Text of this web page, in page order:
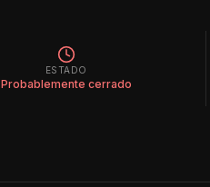
ESTADO
Probablemente cerrado